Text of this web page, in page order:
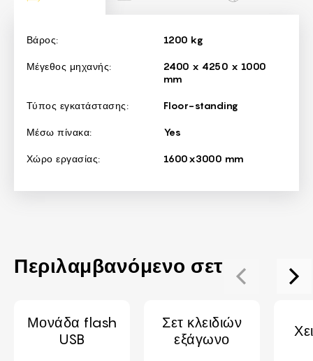
Dimensions
Βάρος: 1200 kg
Μέγεθος μηχανής:
2400 x 4250 x 1000
mm
Τύπος εγκατάστασης: Floor-standing
Μέσω πίνακα: Yes
Χώρο εργασίας: 1600x3000 mm
Περιλαμβανόμενο σετ
Μονάδα flash
USB
Σετ κλειδιών
εξάγωνο